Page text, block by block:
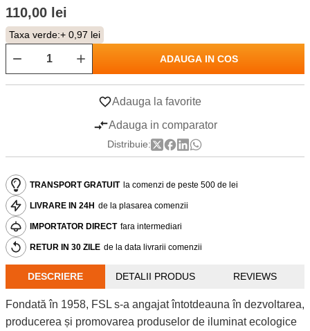
110,00 lei
Taxa verde:+ 0,97 lei
ADAUGA IN COS
Adauga la favorite
Adauga in comparator
Distribuie:
TRANSPORT GRATUIT la comenzi de peste 500 de lei
LIVRARE IN 24H de la plasarea comenzii
IMPORTATOR DIRECT fara intermediari
RETUR IN 30 ZILE de la data livrarii comenzii
DESCRIERE DETALII PRODUS REVIEWS
Fondată în 1958, FSL s-a angajat întotdeauna în dezvoltarea,
producerea și promovarea produselor de iluminat ecologice